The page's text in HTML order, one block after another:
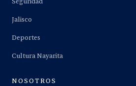
Jalisco
Deportes
Cultura Nayarita
NOSOTROS